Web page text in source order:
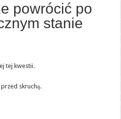
powrócić po
stanie
tej kwestii.
skruchą.